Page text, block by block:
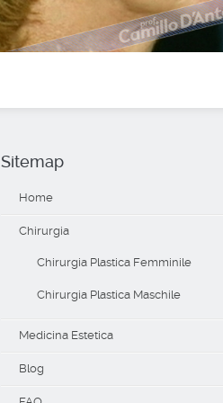
Sitemap
Home
Chirurgia
Chirurgia Plastica Femminile
Chirurgia Plastica Maschile
Medicina Estetica
Blog